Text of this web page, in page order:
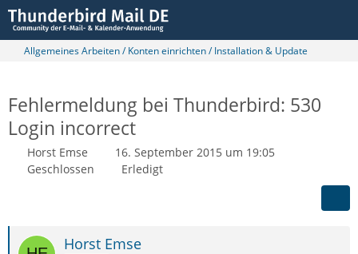
Allgemeines Arbeiten / Konten einrichten / Installation & Update
Fehlermeldung bei Thunderbird: 530
Login incorrect
Horst Emse
16. September 2015 um 19:05
Geschlossen
Erledigt
Horst Emse